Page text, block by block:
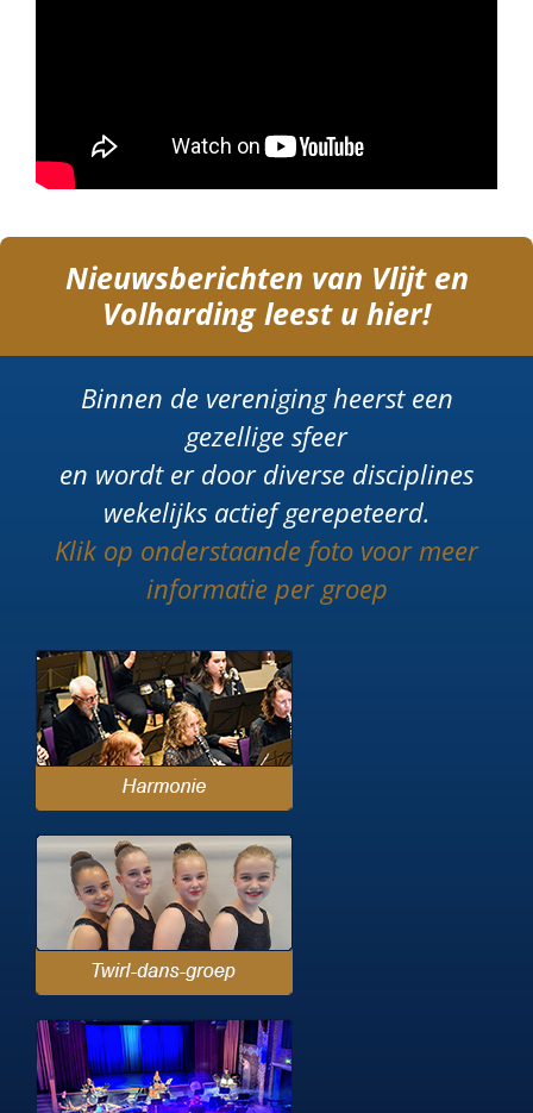
Nieuwsberichten van Vlijt en
Volharding leest u hier!
Binnen de vereniging heerst een
gezellige sfeer
en wordt er door diverse disciplines
wekelijks actief gerepeteerd.
Klik op onderstaande foto voor meer
informatie per groep